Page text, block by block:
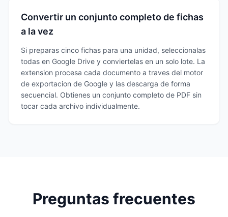
Convertir un conjunto completo de fichas
a la vez
Si preparas cinco fichas para una unidad, seleccionalas
todas en Google Drive y conviertelas en un solo lote. La
extension procesa cada documento a traves del motor
de exportacion de Google y las descarga de forma
secuencial. Obtienes un conjunto completo de PDF sin
tocar cada archivo individualmente.
Preguntas frecuentes